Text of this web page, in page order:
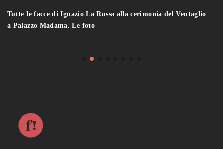
Tutte le facce di Ignazio La Russa alla cerimonia del Ventaglio
a Palazzo Madama. Le foto